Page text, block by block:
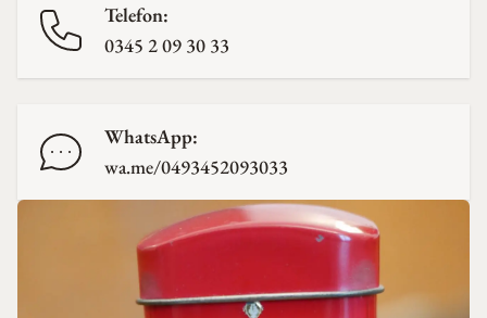
Telefon:
0345 2 09 30 33
WhatsApp:
wa.me/0493452093033